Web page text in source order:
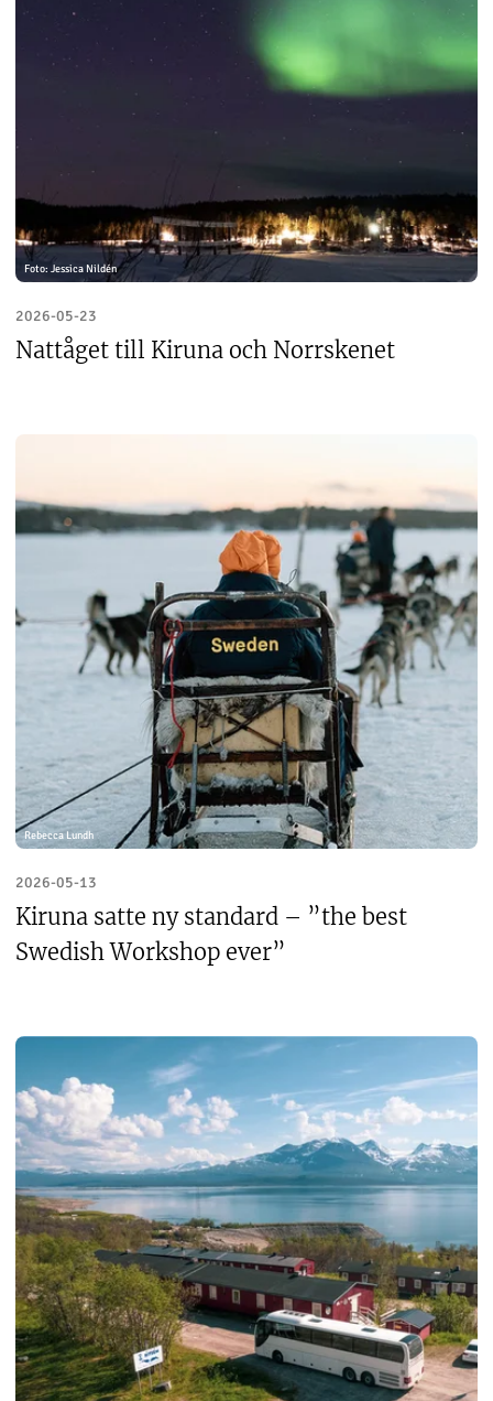
Foto: Jessica Nildén
2026-05-23
Nattåget till Kiruna och Norrskenet
Rebecca Lundh
2026-05-13
Kiruna satte ny standard – ”the best
Swedish Workshop ever”